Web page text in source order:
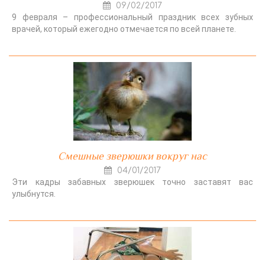
09/02/2017
9 февраля – профессиональный праздник всех зубных
врачей, который ежегодно отмечается по всей планете.
Смешные зверюшки вокруг нас
04/01/2017
Эти кадры забавных зверюшек точно заставят вас
улыбнутся.